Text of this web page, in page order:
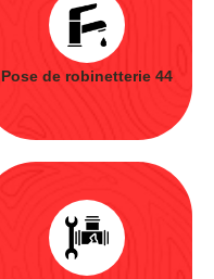
Pose de robinetterie 44